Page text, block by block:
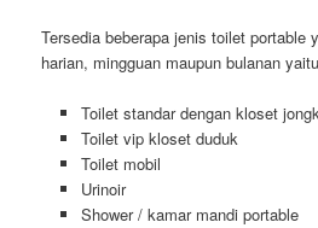
Tersedia beberapa jenis toilet portable
harian, mingguan maupun bulanan
Toilet standar dengan kloset
Toilet vip kloset duduk
Toilet mobil
Urinoir
Shower / kamar mandi portable